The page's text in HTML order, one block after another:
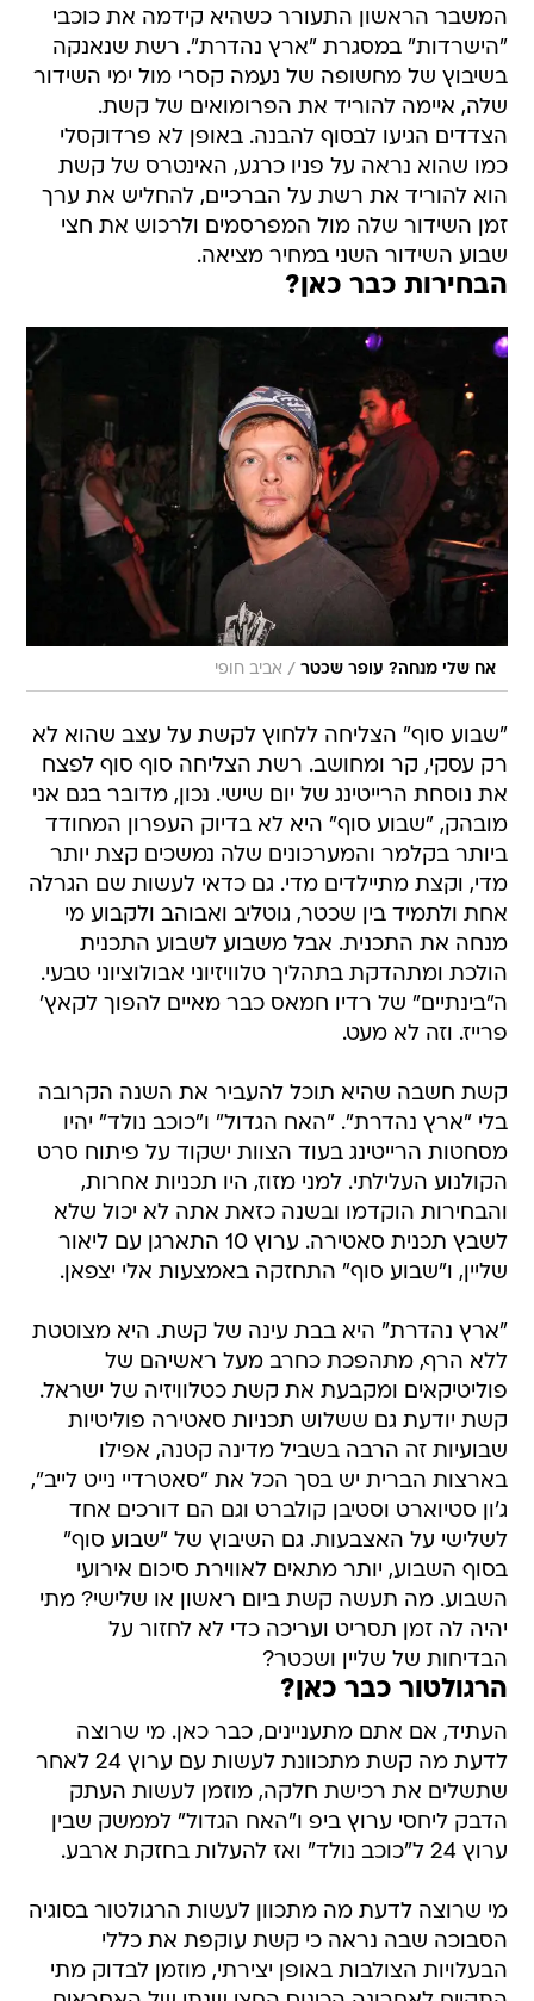
המשבר הראשון התעורר כשהיא קידמה את כוכבי
"הישרדות" במסגרת "ארץ נהדרת". רשת שנאנקה
בשיבוץ של מחשופה של נעמה קסרי מול ימי השידור
שלה, איימה להוריד את הפרומואים של קשת.
הצדדים הגיעו לבסוף להבנה. באופן לא פרדוקסלי
כמו שהוא נראה על פניו כרגע, האינטרס של קשת
הוא להוריד את רשת על הברכיים, להחליש את ערך
זמן השידור שלה מול המפרסמים ולרכוש את חצי
שבוע השידור השני במחיר מציאה.
הבחירות כבר כאן?
אח שלי מנחה? עופר שכטר / אביב חופי
"שבוע סוף" הצליחה ללחוץ לקשת על עצב שהוא לא
רק עסקי, קר ומחושב. רשת הצליחה סוף סוף לפצח
את נוסחת הרייטינג של יום שישי. נכון, מדובר בגם אני
מובהק, "שבוע סוף" היא לא בדיוק העפרון המחודד
ביותר בקלמר והמערכונים שלה נמשכים קצת יותר
מדי, וקצת מתיילדים מדי. גם כדאי לעשות שם הגרלה
אחת ולתמיד בין שכטר, גוטליב ואבוהב ולקבוע מי
מנחה את התכנית. אבל משבוע לשבוע התכנית
הולכת ומתהדקת בתהליך טלוויזיוני אבולוציוני טבעי.
ה"בינתיים" של רדיו חמאס כבר מאיים להפוך לקאץ'
פרייז. וזה לא מעט.
קשת חשבה שהיא תוכל להעביר את השנה הקרובה
בלי "ארץ נהדרת". "האח הגדול" ו"כוכב נולד" יהיו
מסחטות הרייטינג בעוד הצוות ישקוד על פיתוח סרט
הקולנוע העלילתי. למני מזוז, היו תכניות אחרות,
והבחירות הוקדמו ובשנה כזאת אתה לא יכול שלא
לשבץ תכנית סאטירה. ערוץ 10 התארגן עם ליאור
שליין, ו"שבוע סוף" התחזקה באמצעות אלי יצפאן.
"ארץ נהדרת" היא בבת עינה של קשת. היא מצוטטת
ללא הרף, מתהפכת כחרב מעל ראשיהם של
פוליטיקאים ומקבעת את קשת כטלוויזיה של ישראל.
קשת יודעת גם ששלוש תכניות סאטירה פוליטיות
שבועיות זה הרבה בשביל מדינה קטנה, אפילו
בארצות הברית יש בסך הכל את "סאטרדיי נייט לייב",
ג'ון סטיוארט וסטיבן קולברט וגם הם דורכים אחד
לשלישי על האצבעות. גם השיבוץ של "שבוע סוף"
בסוף השבוע, יותר מתאים לאווירת סיכום אירועי
השבוע. מה תעשה קשת ביום ראשון או שלישי? מתי
יהיה לה זמן תסריט ועריכה כדי לא לחזור על
הבדיחות של שליין ושכטר?
הרגולטור כבר כאן?
העתיד, אם אתם מתעניינים, כבר כאן. מי שרוצה
לדעת מה קשת מתכוונת לעשות עם ערוץ 24 לאחר
שתשלים את רכישת חלקה, מוזמן לעשות העתק
הדבק ליחסי ערוץ ביפ ו"האח הגדול" לממשק שבין
ערוץ 24 ל"כוכב נולד" ואז להעלות בחזקת ארבע.
מי שרוצה לדעת מה מתכוון לעשות הרגולטור בסוגיה
הסבוכה שבה נראה כי קשת עוקפת את כללי
הבעלויות הצולבות באופן יצירתי, מוזמן לבדוק מתי